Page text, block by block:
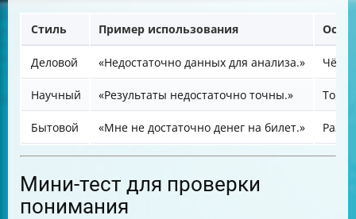
Стиль Пример использования
Деловой «Недостаточно данных для анализа.»
Научный «Результаты недостаточно точны.»
Бытовой «Мне не достаточно денег на билет.»
Мини-тест для проверки
понимания